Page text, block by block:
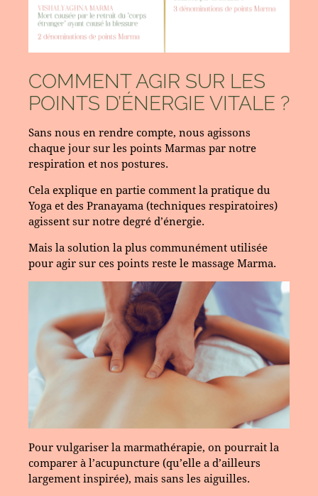
COMMENT AGIR SUR LES
POINTS D’ÉNERGIE VITALE ?
Sans nous en rendre compte, nous agissons
chaque jour sur les points Marmas par notre
respiration et nos postures.
Cela explique en partie comment la pratique du
Yoga et des Pranayama (techniques respiratoires)
agissent sur notre degré d’énergie.
Mais la solution la plus communément utilisée
pour agir sur ces points reste le massage Marma.
Pour vulgariser la marmathérapie, on pourrait la
comparer à l’acupuncture (qu’elle a d’ailleurs
largement inspirée), mais sans les aiguilles.